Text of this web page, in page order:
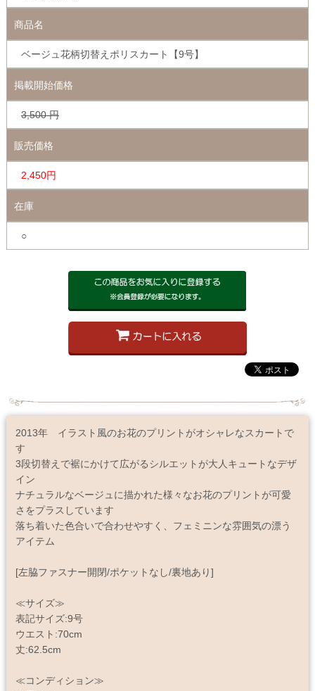
商品名
ベージュ花柄切替えポリスカート【9号】
掲載開始価格
3,500 円
販売価格
2,450円
在庫
○
2013年 イラスト風のお花のプリントがオシャレなスカートで
す
3段切替えで裾にかけて広がるシルエットが大人キュートなデザ
イン
ナチュラルなベージュに描かれた様々なお花のプリントが可愛
さをプラスしています
落ち着いた色合いで合わせやすく、フェミニンな雰囲気の漂う
アイテム
[左脇ファスナー開閉/ポケットなし/裏地あり]
≪サイズ≫
表記サイズ:9号
ウエスト:70cm
丈:62.5cm
≪コンディション≫